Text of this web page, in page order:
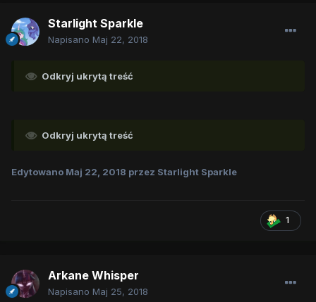
Starlight Sparkle
Napisano Maj 22, 2018
Odkryj ukrytą treść
Odkryj ukrytą treść
Edytowano Maj 22, 2018 przez Starlight Sparkle
1
Arkane Whisper
Napisano Maj 25, 2018